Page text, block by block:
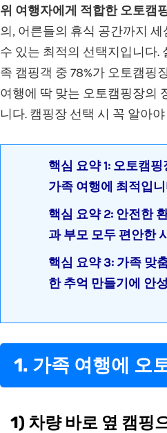
위 여행자에게 적합한 오토캠
의, 어른들의 휴식 공간까지
수 있는 최적의 선택지입니다
족 캠핑객 중 78%가 오토캠핑
여행에 딱 맞는 오토캠핑장의
니다. 캠핑장 선택 시 꼭 알아
핵심 요약 1: 오토캠
가족 여행에 최적입
핵심 요약 2: 안전한
과 부모 모두 편안한
핵심 요약 3: 가족 맞
한 추억 만들기에 안
1. 가족 여행에 오
1) 차량 바로 옆 캠핑